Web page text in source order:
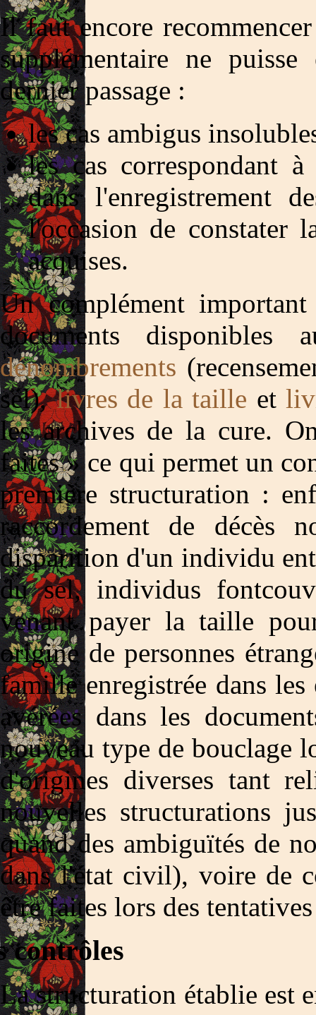
Il faut encore
supplémentaire ne
dernier passage :
les cas ambigus
les cas correspondant
dans l'enregistrement
l'occasion de constater
acquises.
Un complément
documents
dénombrements
sel),livres de la taille et
les archives de la cure.
faites » ce qui permet un
première structuration :
raccordement de décès
disparition d'un individu
du sel, individus
venant payer la taille
origine de personnes
famille enregistrée dans les
avérées dans les
nouveau type de bouclage
d'origines diverses tant
nouvelles structurations
quand des ambiguïtés de
dans l'état civil), voire de
être faites lors des
contrôles
La structuration établie est